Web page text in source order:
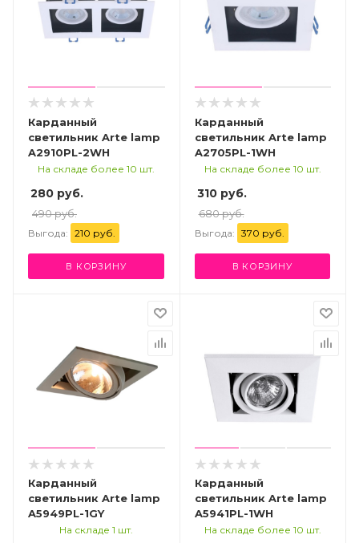
Карданный
светильник Arte lamp
A2910PL-2WH
На складе более 10 шт.
280 руб.
490 руб.
Выгода: 210 руб.
В КОРЗИНУ
Карданный
светильник Arte lamp
A2705PL-1WH
На складе более 10 шт.
310 руб.
680 руб.
Выгода: 370 руб.
В КОРЗИНУ
Карданный
светильник Arte lamp
A5949PL-1GY
На складе 1 шт.
Карданный
светильник Arte lamp
A5941PL-1WH
На складе более 10 шт.